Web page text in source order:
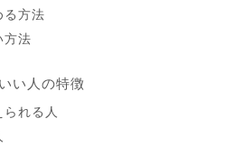
る方法
方法
い人の特徴
れる人